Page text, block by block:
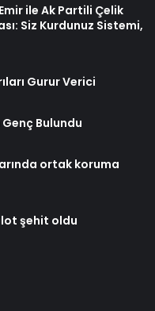
ile Ak Partili Çelik
Siz Kurdunuz Sistemi,
Gurur Verici
Bulundu
ortak koruma
şehit oldu